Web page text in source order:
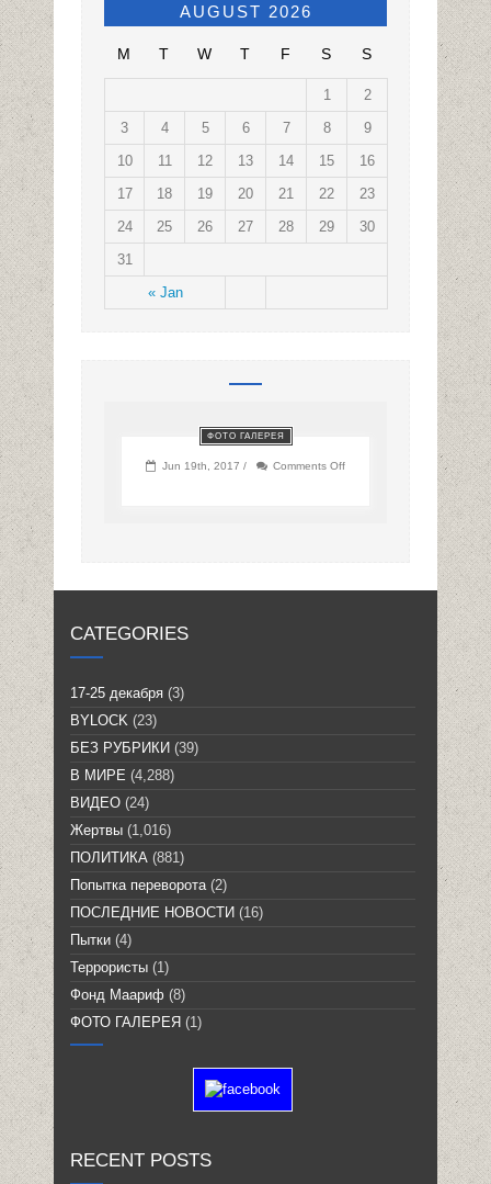
AUGUST 2026
M T W T F S S
« Jan
1
2
3
4 5 6 7 8
9
10
11 12 13 14 15
16
17
18 19 20 21 22
23
24
25 26 27 28 29
30
31
ФОТО ГАЛЕРЕЯ
Jun 19th, 2017 / Comments Off
CATEGORIES
17-25 декабря (3)
BYLOCK (23)
БЕЗ РУБРИКИ (39)
В МИРЕ (4,288)
ВИДЕО (24)
Жертвы (1,016)
ПОЛИТИКА (881)
Попытка переворота(2)
ПОСЛЕДНИЕ НОВОСТИ (16)
Пытки (4)
Террористы (1)
Фонд Маариф (8)
ФОТО ГАЛЕРЕЯ (1)
RECENT POSTS